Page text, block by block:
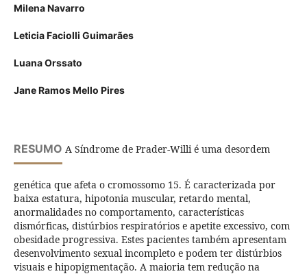
Milena Navarro
Leticia Faciolli Guimarães
Luana Orssato
Jane Ramos Mello Pires
RESUMO A Síndrome de Prader-Willi é uma desordem
genética que afeta o cromossomo 15. É caracterizada por
baixa estatura, hipotonia muscular, retardo mental,
anormalidades no comportamento, características
dismórficas, distúrbios respiratórios e apetite excessivo, com
obesidade progressiva. Estes pacientes também apresentam
desenvolvimento sexual incompleto e podem ter distúrbios
visuais e hipopigmentação. A maioria tem redução na